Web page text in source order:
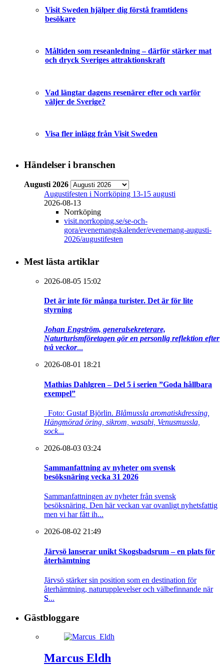
Visit Sweden hjälper dig förstå framtidens
besökare
Måltiden som reseanledning – därför stärker mat
och dryck Sveriges attraktionskraft
Vad längtar dagens resenärer efter och varför
väljer de Sverige?
Visa fler inlägg från Visit Sweden
Händelser i branschen
Augusti 2026
Augustifesten i Norrköping 13-15 augusti
2026-08-13
Norrköping
visit.norrkoping.se/se-och-
gora/evenemangskalender/evenemang-augusti-
2026/augustifesten
Mest lästa artiklar
2026-08-05 15:02
Det är inte för många turister. Det är för lite
styrning
Johan Engström, generalsekreterare,
Naturturismföretagen gör en personlig reflektion efter
två veckor...
2026-08-01 18:21
Mathias Dahlgren – Del 5 i serien ”Goda hållbara
exempel”
Foto: Gustaf Björlin. Blåmussla aromatiskdressing,
Hängmörad öring, sikrom, wasabi, Venusmussla,
sock...
2026-08-03 03:24
Sammanfattning av nyheter om svensk
besöksnäring vecka 31 2026
Sammanfattningen av nyheter från svensk
besöksnäring. Den här veckan var ovanligt nyhetsfattig
men vi har fått ih...
2026-08-02 21:49
Järvsö lanserar unikt Skogsbadsrum – en plats för
återhämtning
Järvsö stärker sin position som en destination för
återhämtning, naturupplevelser och välbefinnande när
S...
Gästbloggare
Marcus Eldh